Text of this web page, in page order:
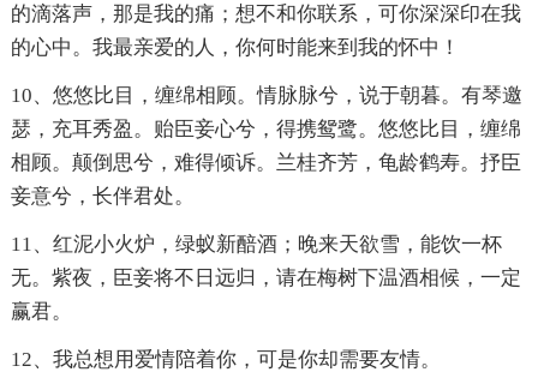
的滴落声，那是我的痛；想不和你联系，可你深深印在我
的心中。我最亲爱的人，你何时能来到我的怀中！
10、悠悠比目，缠绵相顾。情脉脉兮，说于朝暮。有琴邀
瑟，充耳秀盈。贻臣妾心兮，得携鸳鹭。悠悠比目，缠绵
相顾。颠倒思兮，难得倾诉。兰桂齐芳，龟龄鹤寿。抒臣
妾意兮，长伴君处。
11、红泥小火炉，绿蚁新醅酒；晚来天欲雪，能饮一杯
无。紫夜，臣妾将不日远归，请在梅树下温酒相候，一定
赢君。
12、我总想用爱情陪着你，可是你却需要友情。